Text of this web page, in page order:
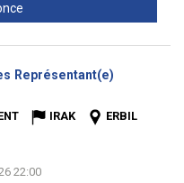
Représentant(e)
IRAK
ERBIL
22:00